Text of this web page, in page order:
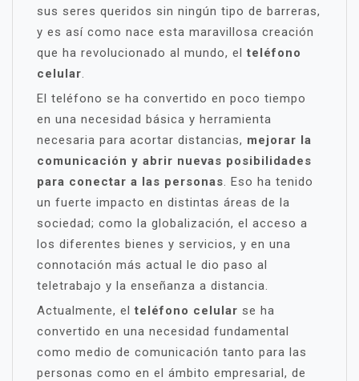
sus seres queridos sin ningún tipo de barreras,
y es así como nace esta maravillosa creación
que ha revolucionado al mundo, elteléfono
celular.
El teléfono se ha convertido en poco tiempo
en una necesidad básica y herramienta
necesaria para acortar distancias, mejorar la
comunicación y abrir nuevas posibilidades
para conectar a las personas. Eso ha tenido
un fuerte impacto en distintas áreas de la
sociedad; como la globalización, el acceso a
los diferentes bienes y servicios, y en una
connotación más actual le dio paso al
teletrabajo y la enseñanza a distancia.
Actualmente, elteléfono celular se ha
convertido en una necesidad fundamental
como medio de comunicación tanto para las
personas como en el ámbito empresarial, de